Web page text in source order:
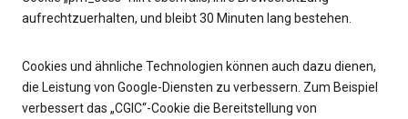
aufrechtzuerhalten, und bleibt 30 Minuten lang bestehen.
Cookies und ähnliche Technologien können auch dazu dienen,
die Leistung von Google-Diensten zu verbessern. Zum Beispiel
verbessert das „CGIC“-Cookie die Bereitstellung von